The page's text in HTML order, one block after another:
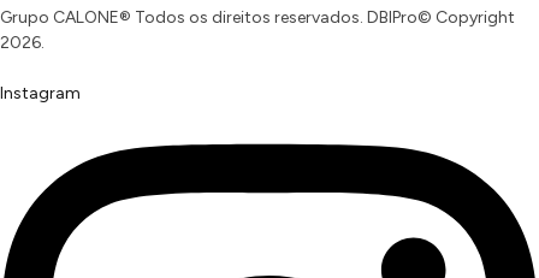
Grupo CALONE® Todos os direitos reservados. DBIPro© Copyright
2026.
Instagram